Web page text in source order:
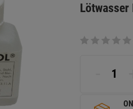
Lötwasser